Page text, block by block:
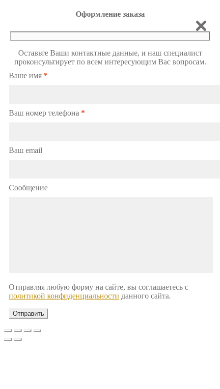
Оформление заказа
Оставьте Ваши контактные данные, и наш специалист
проконсультирует по всем интересующим Вас вопросам.
Ваше имя *
Ваш номер телефона *
Ваш email
Сообщение
Отправляя любую форму на сайте, вы соглашаетесь с
политикой конфиденциальности данного сайта.